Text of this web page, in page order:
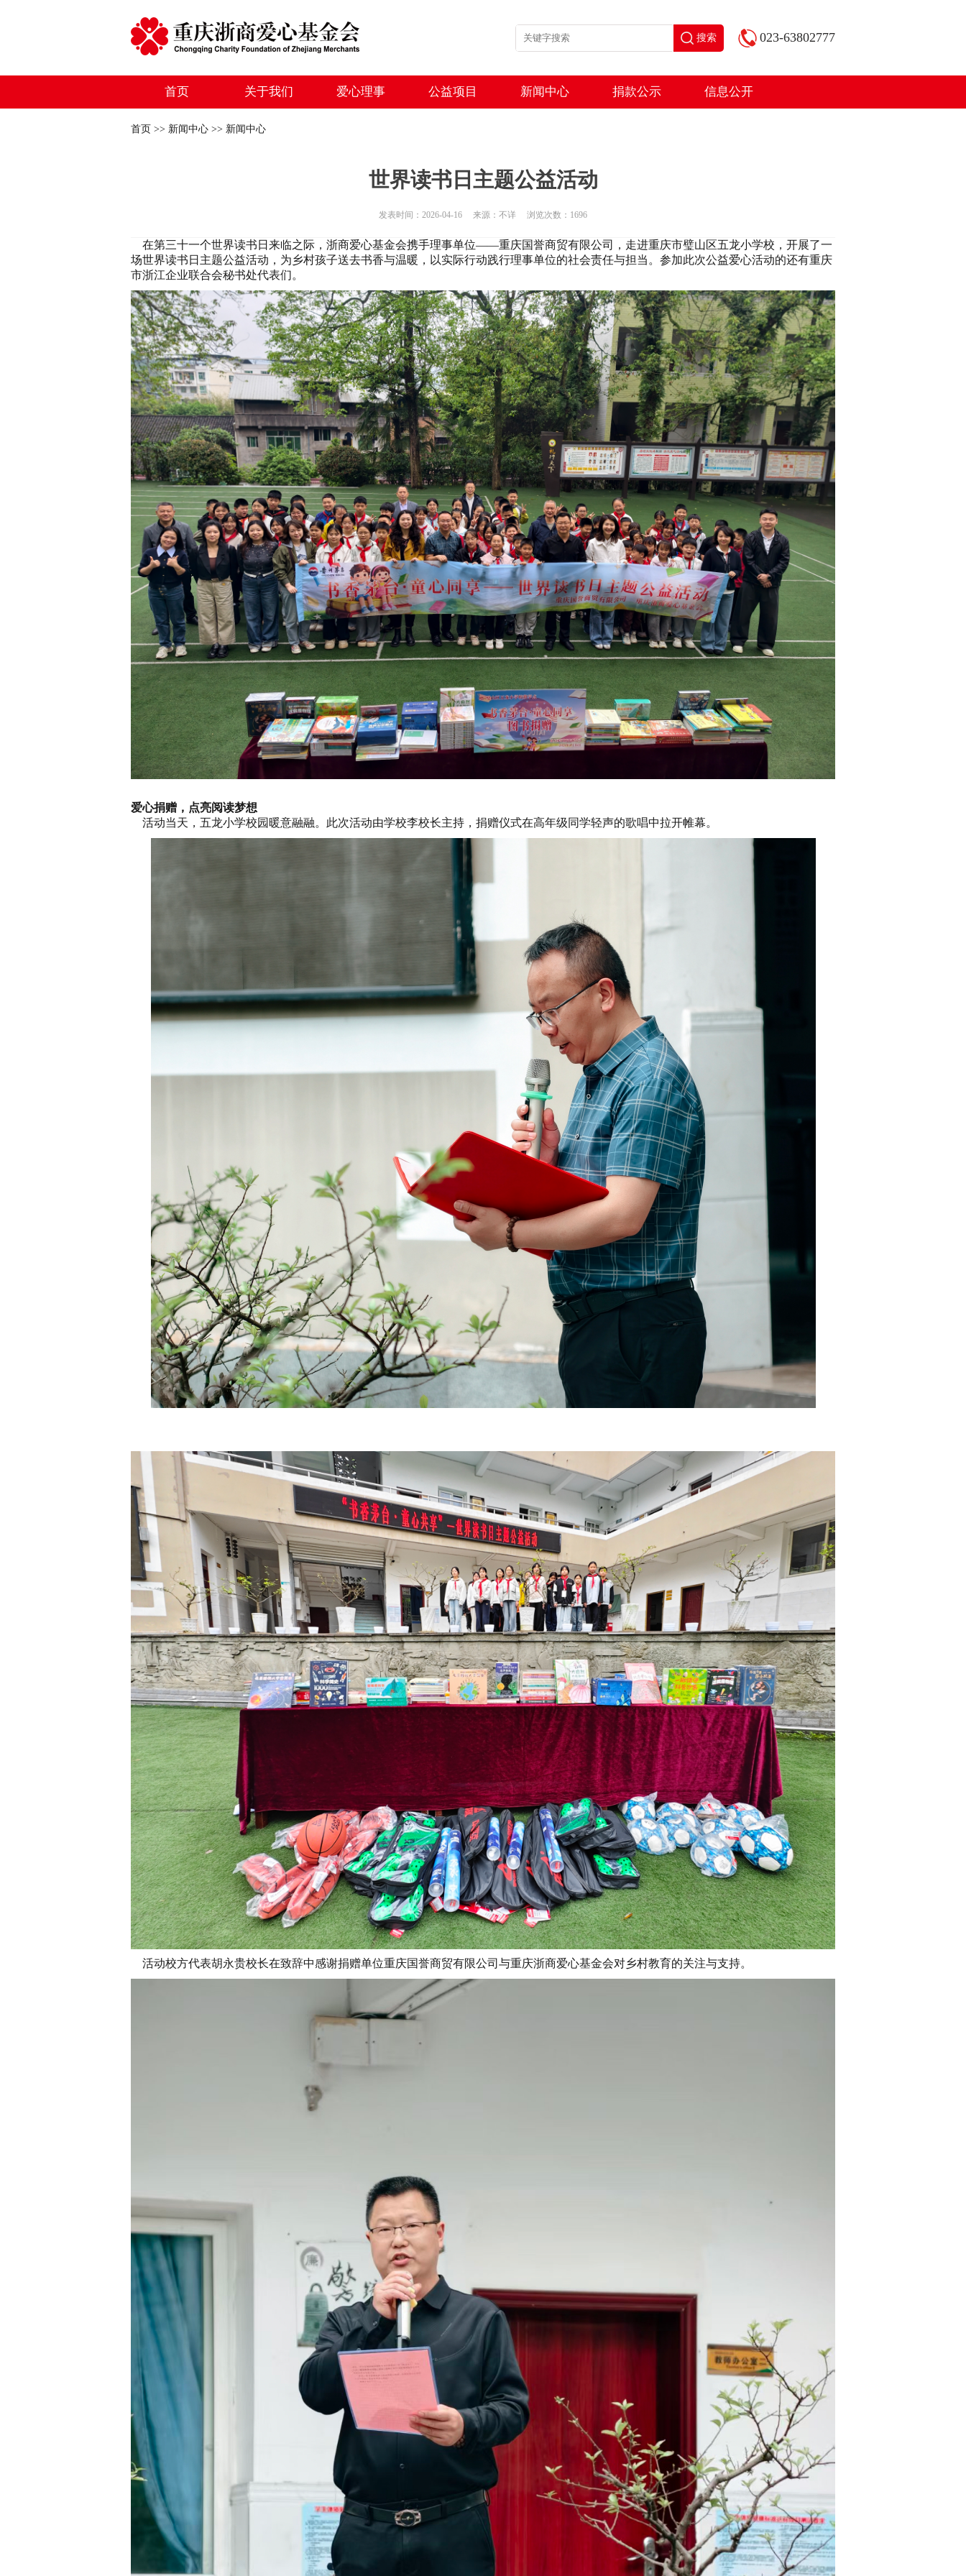
搜索 023-63802777
首页 关于我们 爱心理事 公益项目 新闻中心 捐款公示 信息公开
首页 >> 新闻中心 >> 新闻中心
世界读书日主题公益活动
发表时间：2026-04-16 来源：不详 浏览次数：1696
在第三十一个世界读书日来临之际， 浙商爱心基金会携手理事单位——重庆国誉商贸有限公司 ， 走进重庆市璧山区五龙小学校，开展了一
场世界读书日主题公益活动，为乡村孩子送去书香与温暖，以实际行动践行理事单位的社会责任与担当。 参加此次公益爱心活动的还有重庆
市浙江企业联合会秘书处代表们。
爱心捐赠，点亮阅读梦想
活动当天，五龙小学校园暖意融融。 此次活动由学校李校长主持， 捐赠仪式在高年级同学轻声的歌唱中拉开帷幕。
活动校方代表胡永贵校长在致辞中感谢捐赠单位重庆国誉商贸有限公司 与重庆浙商爱心基金会对乡村教育的关注与支持。